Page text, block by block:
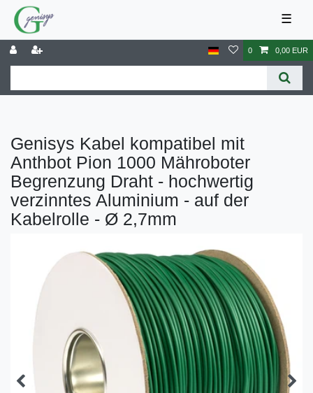
☰
0 0,00 EUR
Genisys Kabel kompatibel mit
Anthbot Pion 1000 Mähroboter
Begrenzung Draht - hochwertig
verzinntes Aluminium - auf der
Kabelrolle - Ø 2,7mm